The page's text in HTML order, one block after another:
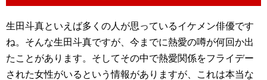
生田斗真といえば多くの人が思っているイケメン俳優です
ね。そんな生田斗真ですが、今までに熱愛の噂が何回か出
たことがあります。そしてその中で熱愛関係をフライデー
された女性がいるという情報がありますが、これは本当な